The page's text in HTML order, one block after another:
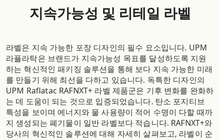
지속가능성 및 리테일 라벨
라벨은 지속 가능한 포장 디자인의 필수 요소입니다. UPM
라플라탁은 브랜드가 지속가능성 목표를 달성하도록 지원
하는 혁신적인 패키징 솔루션을 통해 보다 지속 가능한 미래
를 만들기 위해 최선을 다하고 있습니다. 독특한 디자인의
UPM Raflatac RAFNXT+ 라벨 제품군은 기후 변화를 완화하
는 데 도움이 되는 것으로 입증되었습니다. 탄소 포지티브
특성을 보이며 에너지와 물 사용량이 적어 수명이 다할 때까
지 생성되는 폐기물이 일반 라벨보다 적습니다. RAFNXT+와
당사의 혁신적인 솔루션에 대해 자세히 살펴보고, 라벨이 순